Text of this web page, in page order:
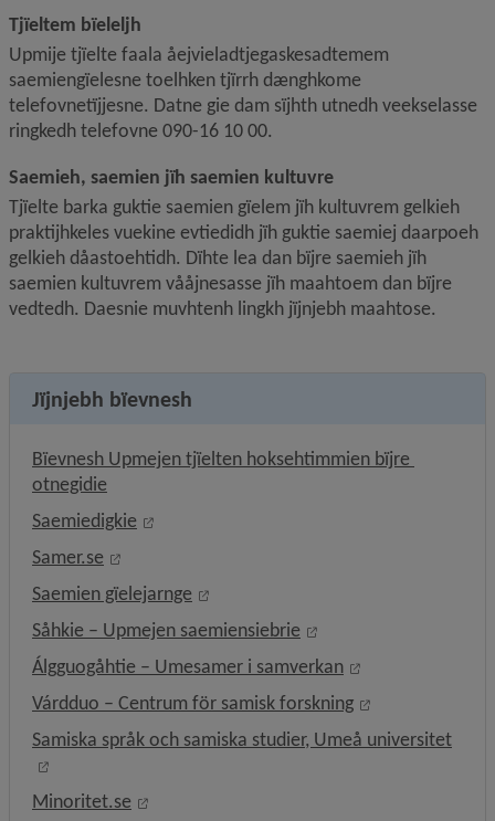
Tjïeltem bïeleljh
Upmije tjïelte faala åejvieladtjegaskesadtemem
saemiengïelesne toelhken tjïrrh dænghkome
telefovnetïjjesne. Datne gie dam sïjhth utnedh veekselasse
ringkedh telefovne 090-16 10 00.
Saemieh, saemien jïh saemien kultuvre
Tjïelte barka guktie saemien gïelem jïh kultuvrem gelkieh
praktijhkeles vuekine evtiedidh jïh guktie saemiej daarpoeh
gelkieh dåastoehtidh. Dïhte lea dan bïjre saemieh jïh
saemien kultuvrem vååjnesasse jïh maahtoem dan bïjre
vedtedh. Daesnie muvhtenh lingkh jïjnjebh maahtose.
Jïjnjebh bïevnesh
Bïevnesh Upmejen tjïelten hoksehtimmien bïjre
otnegidie
Saemiedigkie
Länk till annan webbplats, öppnas i nytt
Samer.se
Länk till annan webbplats, öppnas i nytt
Saemien gïelejarnge
Länk till annan webbplats, öppnas
Såhkie – Upmejen saemiensiebrie
Länk till annan
Álgguogåhtie – Umesamer i samverkan
Länk till annan
Várdduo – Centrum för samisk forskning
Länk till annan
Samiska språk och samiska studier, Umeå universitet
Länk till annan webbplats, öppnas i nytt fönster.
Minoritet.se
Länk till annan webbplats, öppnas i nytt